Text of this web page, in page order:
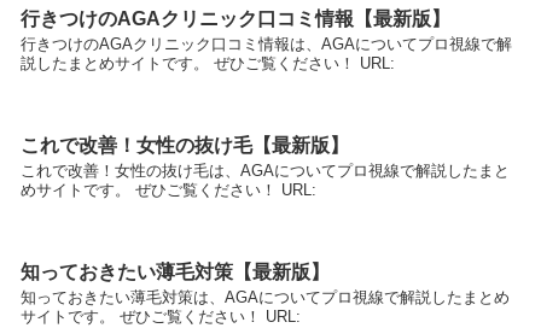
行きつけのAGAクリニック口コミ情報【最新版】
行きつけのAGAクリニック口コミ情報は、AGAについてプロ視線で解
説したまとめサイトです。 ぜひご覧ください！ URL:
これで改善！女性の抜け毛【最新版】
これで改善！女性の抜け毛は、AGAについてプロ視線で解説したまと
めサイトです。 ぜひご覧ください！ URL:
知っておきたい薄毛対策【最新版】
知っておきたい薄毛対策は、AGAについてプロ視線で解説したまとめ
サイトです。 ぜひご覧ください！ URL: